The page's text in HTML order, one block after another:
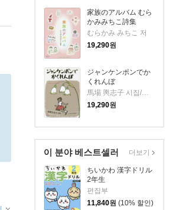
家族のアルバム むら
かみみちこ詩集
むらかみ みちこ 저
19,290원
ジャンケンポンでか
くれんぼ
19,290원
이 분야 베스트셀러
ちいかわ 漢字ドリル
2年生
편집부
11,840원 (10% 할인)
더보기